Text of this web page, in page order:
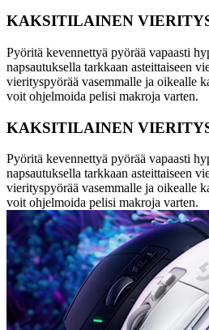
KAKSITILAINEN
Pyöritä kevennettyä pyörää vapaasti
napsautuksella tarkkaan asteittaiseen
vierityspyörää vasemmalle ja oikealle
voit ohjelmoida pelisi makroja varten.
KAKSITILAINEN
Pyöritä kevennettyä pyörää vapaasti
napsautuksella tarkkaan asteittaiseen
vierityspyörää vasemmalle ja oikealle
voit ohjelmoida pelisi makroja varten.